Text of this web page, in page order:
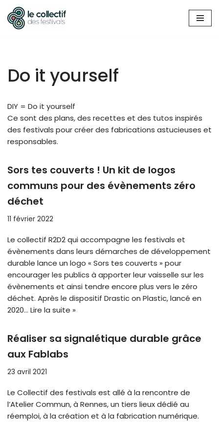
Aller
Do it yourself
DIY = Do it yourself
Ce sont des plans, des recettes et des tutos inspirés
des festivals pour créer des fabrications astucieuses et
responsables.
Sors tes couverts ! Un kit de logos
communs pour des évènements zéro
déchet
11 février 2022
Le collectif R2D2 qui accompagne les festivals et
évènements dans leurs démarches de développement
durable lance un logo « Sors tes couverts » pour
encourager les publics à apporter leur vaisselle sur les
évènements et ainsi tendre encore plus vers le zéro
déchet. Après le dispositif Drastic on Plastic, lancé en
2020… Lire la suite »
Réaliser sa signalétique durable grâce
aux Fablabs
23 avril 2021
Le Collectif des festivals est allé à la rencontre de
l’Atelier Commun, à Rennes, un tiers lieux dédié au
réemploi, à la création et à la fabrication numérique.